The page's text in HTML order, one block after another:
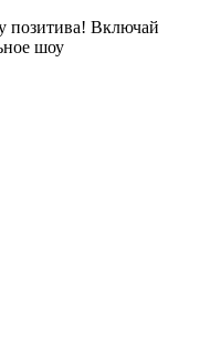
позитива! Включай
шоу